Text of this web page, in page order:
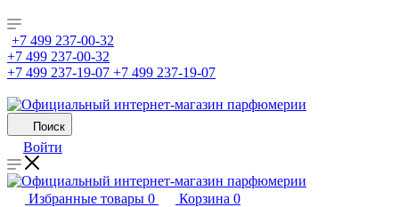
+7 499 237-00-32
+7 499 237-00-32
+7 499 237-19-07 +7 499 237-19-07
Поиск
Войти
Избранные товары 0 Корзина 0